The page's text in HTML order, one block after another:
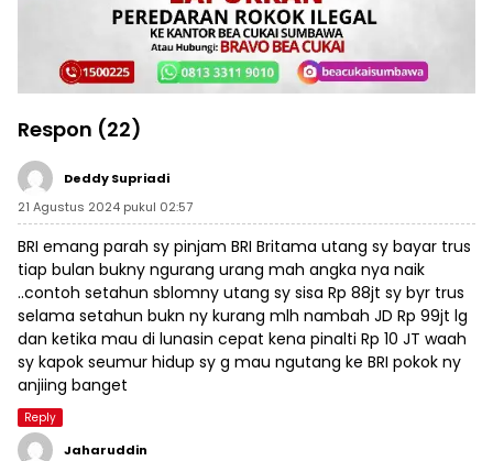
Respon (22)
Deddy Supriadi
21 Agustus 2024 pukul 02:57
BRI emang parah sy pinjam BRI Britama utang sy bayar trus
tiap bulan bukny ngurang urang mah angka nya naik
..contoh setahun sblomny utang sy sisa Rp 88jt sy byr trus
selama setahun bukn ny kurang mlh nambah JD Rp 99jt lg
dan ketika mau di lunasin cepat kena pinalti Rp 10 JT waah
sy kapok seumur hidup sy g mau ngutang ke BRI pokok ny
anjiing banget
Reply
Jaharuddin